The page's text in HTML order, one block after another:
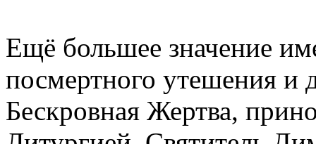
Ещё большее значение
посмертного утешения и
Бескровная Жертва,